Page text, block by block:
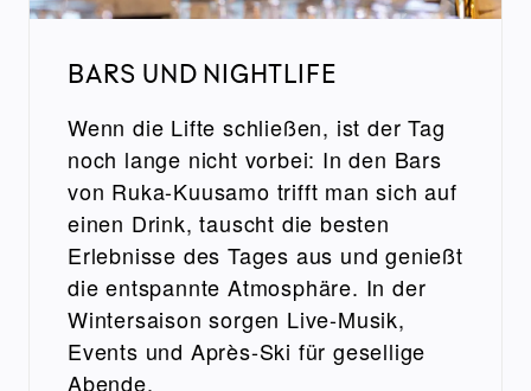
BARS UND NIGHTLIFE
Wenn die Lifte schließen, ist der Tag
noch lange nicht vorbei: In den Bars
von Ruka-Kuusamo trifft man sich auf
einen Drink, tauscht die besten
Erlebnisse des Tages aus und genießt
die entspannte Atmosphäre. In der
Wintersaison sorgen Live-Musik,
Events und Après-Ski für gesellige
Abende.